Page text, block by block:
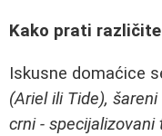
Kako prati
Iskusne domaćice
(Ariel ili Tide),
crni - specijalizovani